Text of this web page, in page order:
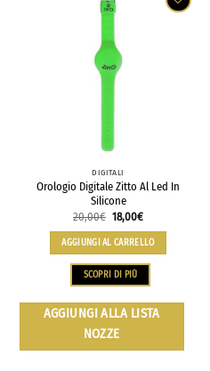
DIGITALI
Orologio Digitale Zitto Al Led In
Silicone
20,00€ 18,00€
AGGIUNGI AL CARRELLO
SCOPRI DI PIÙ
AGGIUNGI ALLA LISTA
NOZZE